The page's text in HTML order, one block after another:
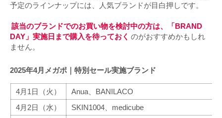
予定のラインナップには、人気ブランドが目白押しです。
該当のブランドでのお買い物を検討中の方は、「BRAND
DAY」実施日まで購入を待っておく のがおすすめかもしれ
ません。
2025年4月メガポ｜特別セール実施ブランド
4月1日（火）
Anua、BANILACO
4月2日（水）
SKIN1004、medicube